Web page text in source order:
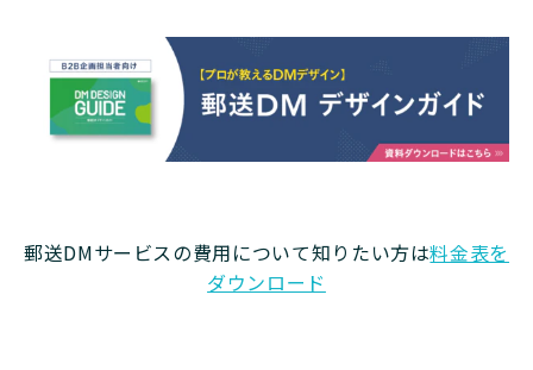
郵送DMサービスの費用について知りたい方は料金表を
ダウンロード